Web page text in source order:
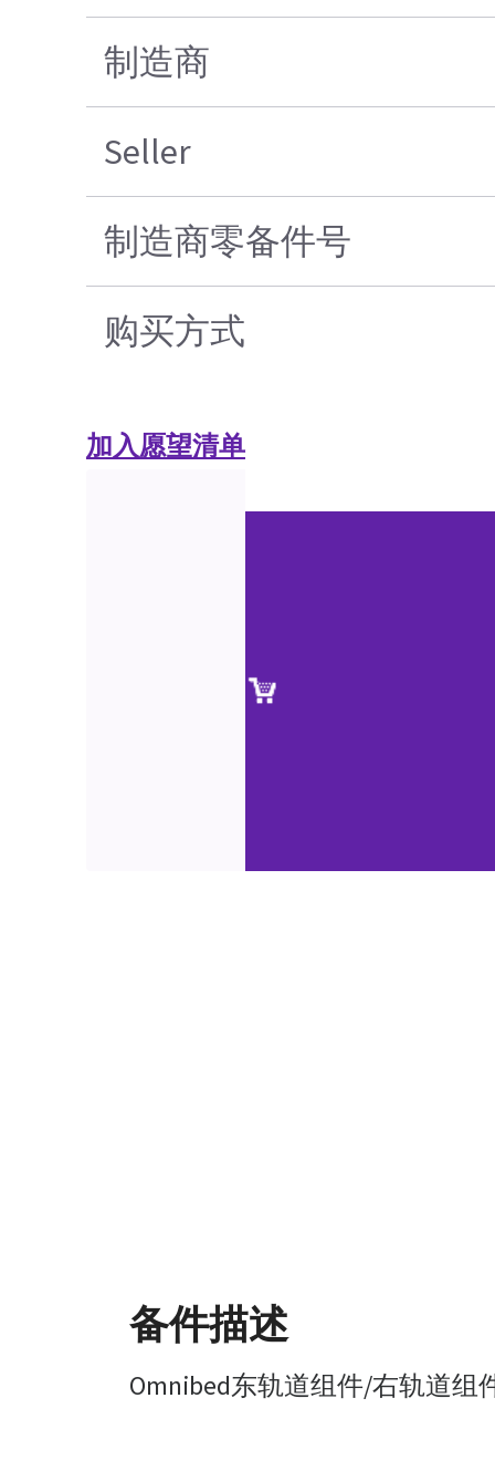
制造商
Seller
制造商零备件号
购买方式
加入愿望清单
备件描述
Omnibed东轨道组件/右轨道组